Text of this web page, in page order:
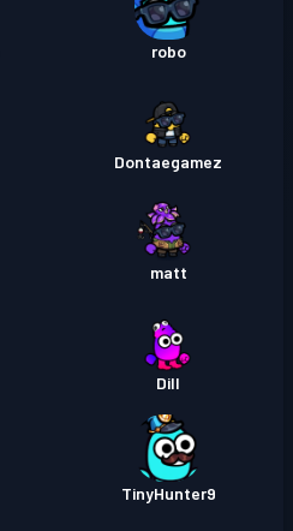
等级 2
robo
Dontaegamez
matt
Dill
TinyHunter9